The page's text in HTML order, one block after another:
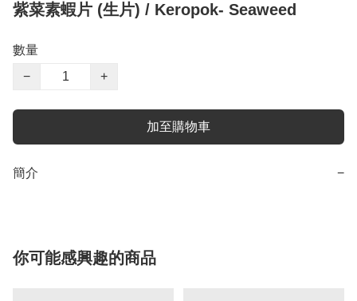
紫菜素蝦片 (生片) / Keropok- Seaweed
數量
−
+
加至購物車
簡介 −
你可能感興趣的商品